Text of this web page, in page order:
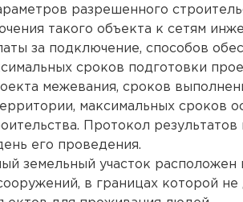
разрешенного
такого объекта к сетям
за подключение, способов
сроков подготовки
межевания, сроков
максимальных сроков
Протокол результатов
его проведения.
земельный участок расположен
в границах которой не